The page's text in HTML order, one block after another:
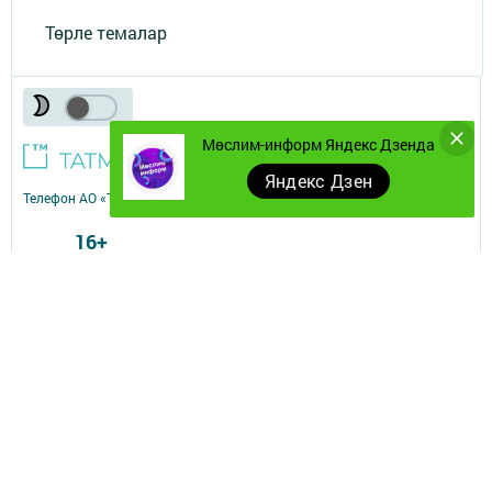
Төрле темалар
Мөслим-информ Яндекс Дзенда
Яндекс Дзен
Телефон АО «ТАТМЕДИА»: (843) 222 09 84
16+